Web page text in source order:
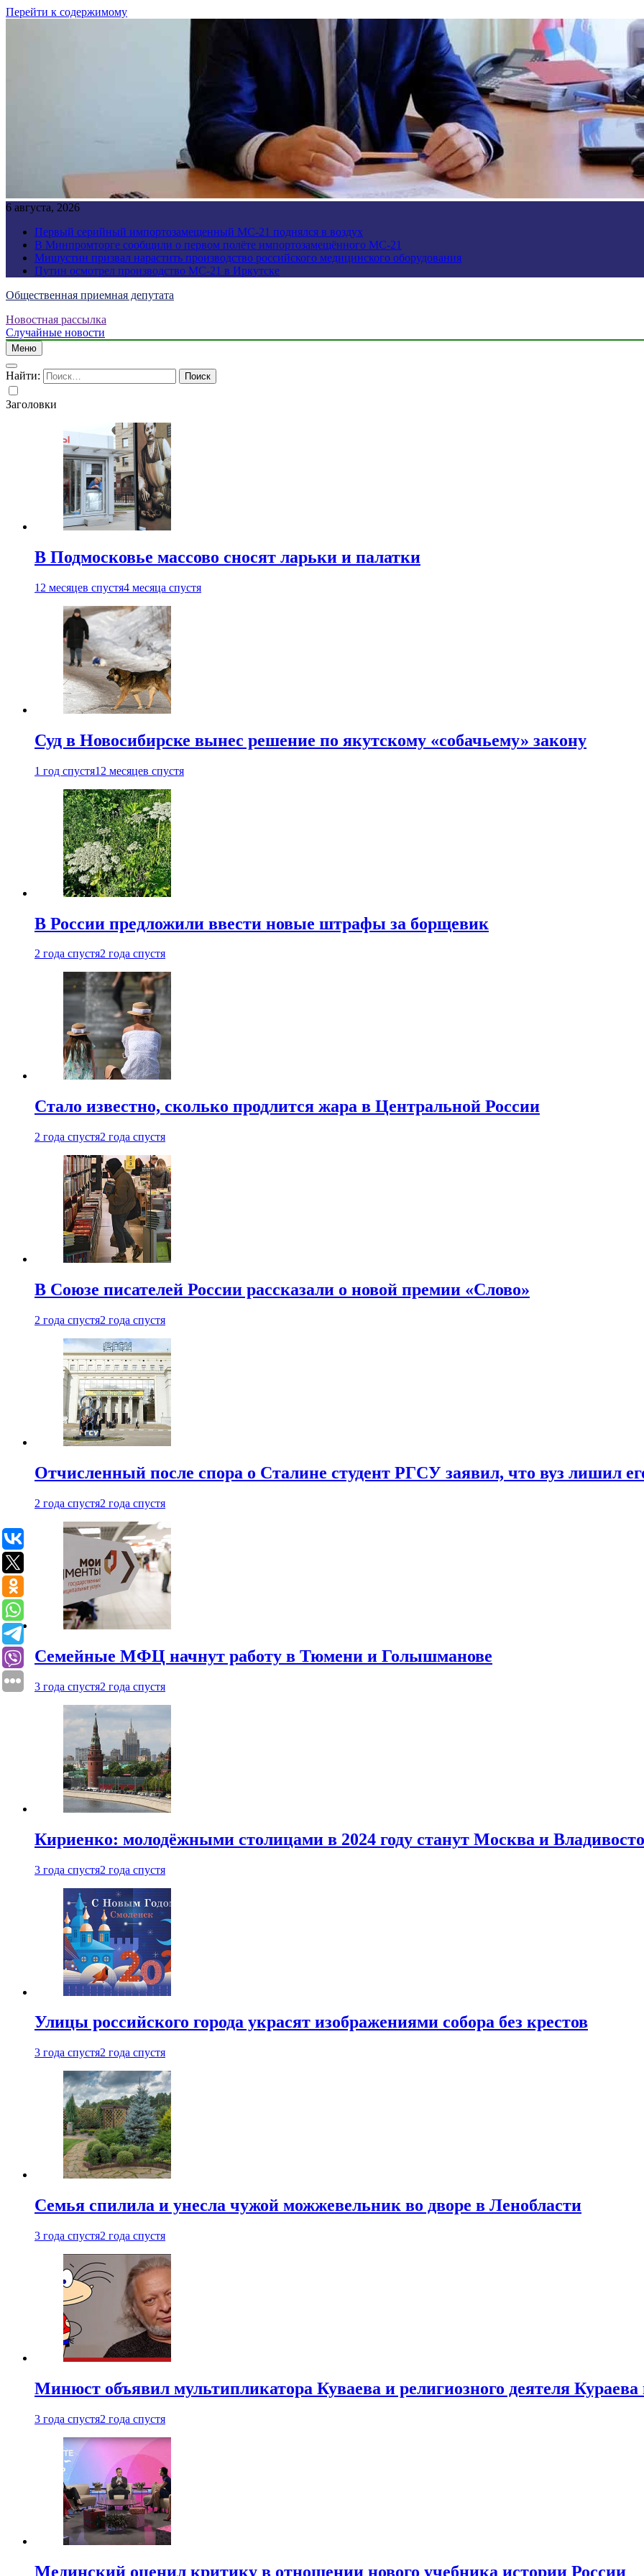
Перейти к содержимому
6 августа, 2026
Первый серийный импортозамещенный МС-21 поднялся в воздух
В Минпромторге сообщили о первом полёте импортозамещённого МС-21
Мишустин призвал нарастить производство российского медицинского оборудования
Путин осмотрел производство МС-21 в Иркутске
Общественная приемная депутата
Новостная рассылка
Случайные новости
Меню
Найти:
Заголовки
В Подмосковье массово сносят ларьки и палатки
12 месяцев спустя4 месяца спустя
Суд в Новосибирске вынес решение по якутскому «собачьему» закону
1 год спустя12 месяцев спустя
В России предложили ввести новые штрафы за борщевик
2 года спустя2 года спустя
Стало известно, сколько продлится жара в Центральной России
2 года спустя2 года спустя
В Союзе писателей России рассказали о новой премии «Слово»
2 года спустя2 года спустя
Отчисленный после спора о Сталине студент РГСУ заявил, что вуз лишил
2 года спустя2 года спустя
Семейные МФЦ начнут работу в Тюмени и Голышманове
3 года спустя2 года спустя
Кириенко: молодёжными столицами в 2024 году станут Москва и
3 года спустя2 года спустя
Улицы российского города украсят изображениями собора без крестов
3 года спустя2 года спустя
Семья спилила и унесла чужой можжевельник во дворе в Ленобласти
3 года спустя2 года спустя
Минюст объявил мультипликатора Куваева и религиозного деятеля
3 года спустя2 года спустя
Мединский оценил критику в отношении нового учебника истории России